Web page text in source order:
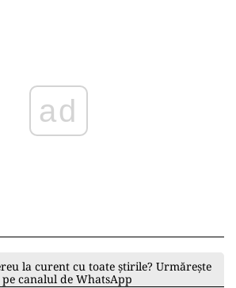
ad
la curent cu toate știrile? Urmărește
canalul de WhatsApp